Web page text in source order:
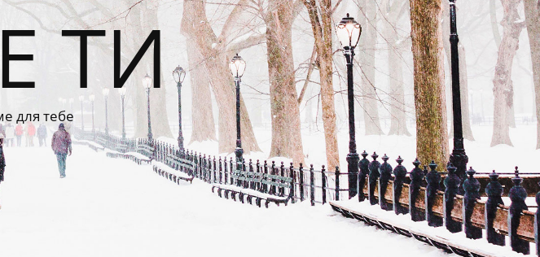
ТИ
для тебе